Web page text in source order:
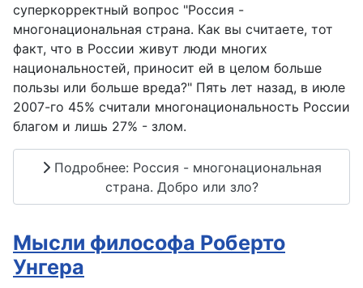
суперкорректный вопрос "Россия -
многонациональная страна. Как вы считаете, тот
факт, что в России живут люди многих
национальностей, приносит ей в целом больше
пользы или больше вреда?" Пять лет назад, в июле
2007-го 45% считали многонациональность России
благом и лишь 27% - злом.
Подробнее: Россия - многонациональная
страна. Добро или зло?
Мысли философа Роберто
Унгера